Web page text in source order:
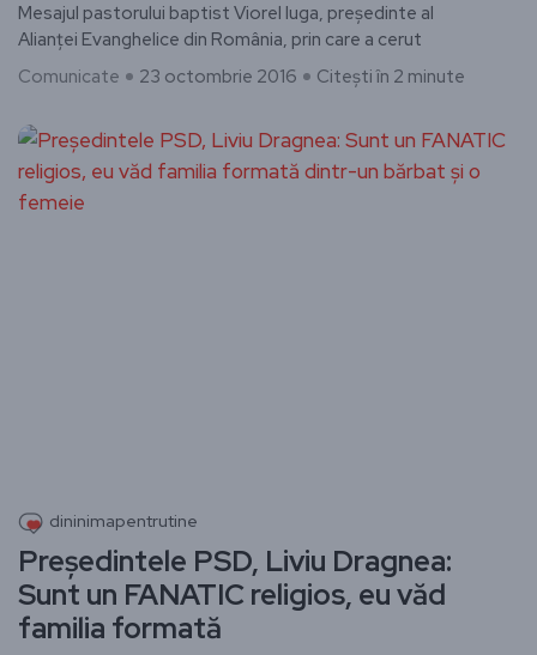
Mesajul pastorului baptist Viorel Iuga, preşedinte al
Alianţei Evanghelice din România, prin care a cerut
Comunicate
23 octombrie 2016 Citești în 2 minute
dininimapentrutine
Preşedintele PSD, Liviu Dragnea:
Sunt un FANATIC religios, eu văd
familia formată